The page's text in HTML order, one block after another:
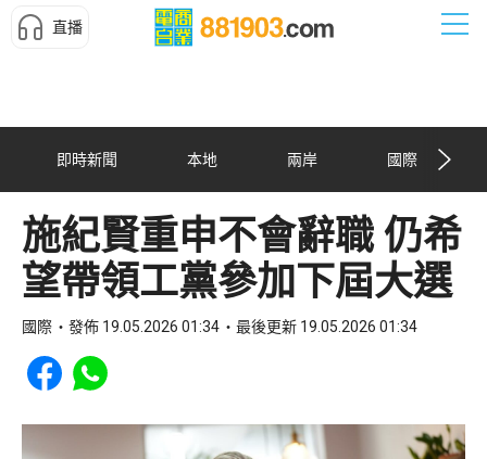
直播
即時新聞 本地 兩岸 國際
施紀賢重申不會辭職 仍希
望帶領工黨參加下屆大選
國際 發佈 19.05.2026 01:34 最後更新 19.05.2026 01:34
Share to Facebook
Share to WhatsApp